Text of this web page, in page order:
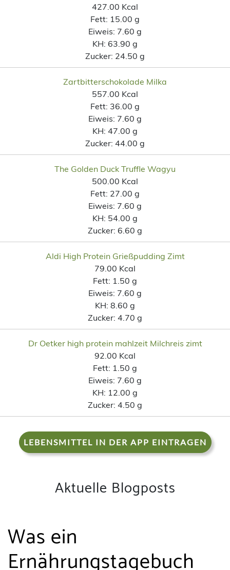
427.00 Kcal
Fett: 15.00 g
Eiweis: 7.60 g
KH: 63.90 g
Zucker: 24.50 g
Zartbitterschokolade Milka
557.00 Kcal
Fett: 36.00 g
Eiweis: 7.60 g
KH: 47.00 g
Zucker: 44.00 g
The Golden Duck Truffle Wagyu
500.00 Kcal
Fett: 27.00 g
Eiweis: 7.60 g
KH: 54.00 g
Zucker: 6.60 g
Aldi High Protein Grießpudding Zimt
79.00 Kcal
Fett: 1.50 g
Eiweis: 7.60 g
KH: 8.60 g
Zucker: 4.70 g
Dr Oetker high protein mahlzeit Milchreis zimt
92.00 Kcal
Fett: 1.50 g
Eiweis: 7.60 g
KH: 12.00 g
Zucker: 4.50 g
LEBENSMITTEL IN DER APP EINTRAGEN
Aktuelle Blogposts
Was ein
Ernährungstagebuch